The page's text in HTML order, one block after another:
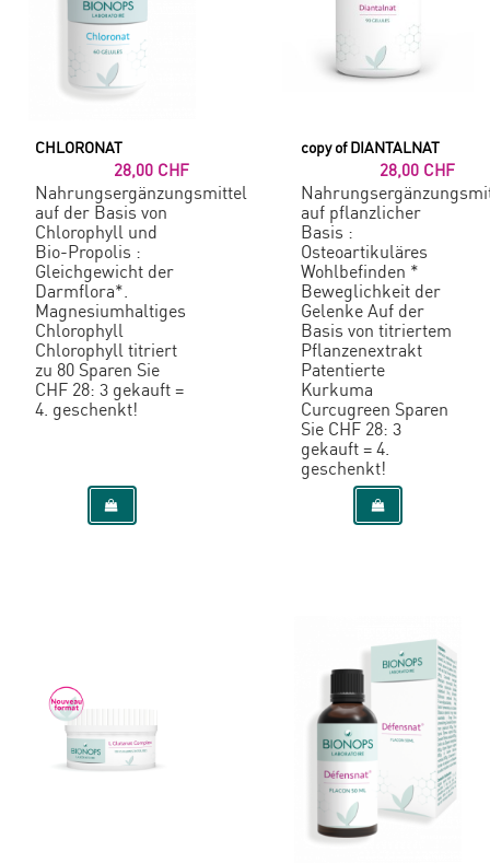
CHLORONAT
28,00 CHF
Nahrungsergänzungsmittel
auf der Basis von
Chlorophyll und
Bio-Propolis :
Gleichgewicht der
Darmflora*.
Magnesiumhaltiges
Chlorophyll
Chlorophyll titriert
zu 80 Sparen Sie
CHF 28: 3 gekauft =
4. geschenkt!
copy of DIANTALNAT
28,00 CHF
auf pflanzlicher
Basis :
Osteoartikuläres
Wohlbefinden *
Beweglichkeit der
Gelenke Auf der
Basis von titriertem
Pflanzenextrakt
Patentierte
Kurkuma
Curcugreen Sparen
Sie CHF 28: 3
gekauft = 4.
geschenkt!